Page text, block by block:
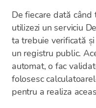
De fiecare dată
utilizezi un serviciu
ta trebuie verificată
un registru public.
automat, o fac
folosesc
pentru a realiza